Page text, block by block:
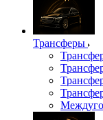
Трансферы